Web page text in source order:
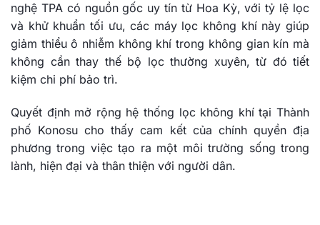
nghệ TPA có nguồn gốc uy tín từ Hoa Kỳ, với tỷ lệ lọc
và khử khuẩn tối ưu, các máy lọc không khí này giúp
giảm thiểu ô nhiễm không khí trong không gian kín mà
không cần thay thế bộ lọc thường xuyên, từ đó tiết
kiệm chi phí bảo trì.
Quyết định mở rộng hệ thống lọc không khí tại Thành
phố Konosu cho thấy cam kết của chính quyền địa
phương trong việc tạo ra một môi trường sống trong
lành, hiện đại và thân thiện với người dân.